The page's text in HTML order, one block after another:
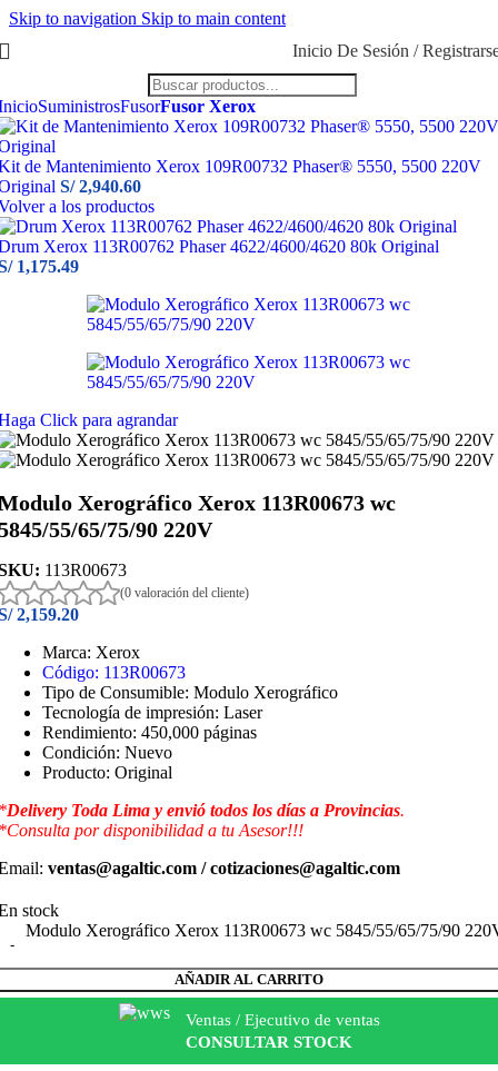
Skip to navigation Skip to main content
Inicio De Sesión /
SuministrosFusorFusor Xerox
de Mantenimiento Xerox 109R00732 Phaser® 5550, 5500 220V
S/2,940.60
a los productos
Xerox 113R00762 Phaser 4622/4600/4620 80k Original
1,175.49
Click para agrandar
Xerográfico Xerox 113R00673 wc
55/65/75/90 220V
113R00673
(0 valoración del cliente)
2,159.20
Marca: Xerox
Código: 113R00673
Tipo de Consumible: Modulo Xerográfico
Tecnología de impresión: Laser
Rendimiento: 450,000 páginas
Condición: Nuevo
Producto: Original
Delivery Toda Lima y envió todos los días a Provincias.
por disponibilidad a tu Asesor!!!
ventas@agaltic.com / cotizaciones@agaltic.com
stock
Modulo Xerográfico Xerox 113R00673 wc 5845/55/65/75/90
AÑADIR AL CARRITO
Ventas / Ejecutivo de ventas
CONSULTAR STOCK